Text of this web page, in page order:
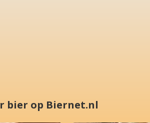
bier op Biernet.nl